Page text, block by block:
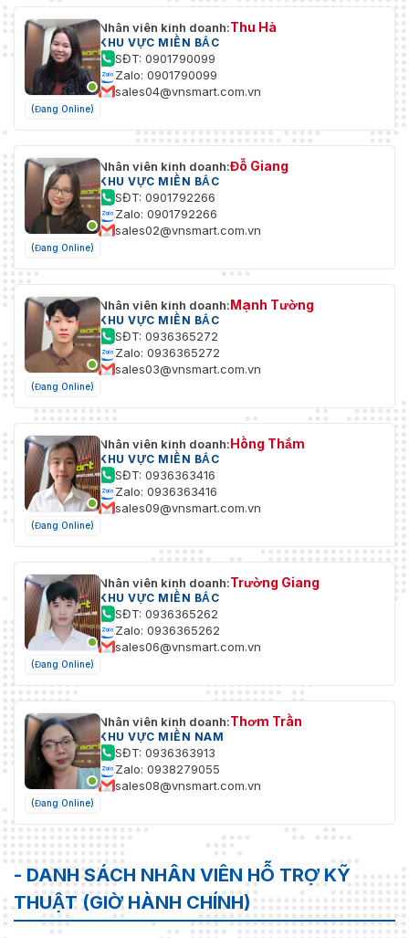
(Đang Online)
Nhân viên kinh doanh:Thu Hà
KHU VỰC MIỀN BẮC
SĐT: 0901790099
Zalo: 0901790099
sales04@vnsmart.com.vn
(Đang Online)
Nhân viên kinh doanh:Đỗ Giang
KHU VỰC MIỀN BẮC
SĐT: 0901792266
Zalo: 0901792266
sales02@vnsmart.com.vn
(Đang Online)
Nhân viên kinh doanh:Mạnh Tường
KHU VỰC MIỀN BẮC
SĐT: 0936365272
Zalo: 0936365272
sales03@vnsmart.com.vn
(Đang Online)
Nhân viên kinh doanh:Hồng Thắm
KHU VỰC MIỀN BẮC
SĐT: 0936363416
Zalo: 0936363416
sales09@vnsmart.com.vn
(Đang Online)
Nhân viên kinh doanh:Trường Giang
KHU VỰC MIỀN BẮC
SĐT: 0936365262
Zalo: 0936365262
sales06@vnsmart.com.vn
(Đang Online)
Nhân viên kinh doanh:Thơm Trần
KHU VỰC MIỀN NAM
SĐT: 0936363913
Zalo: 0938279055
sales08@vnsmart.com.vn
- DANH SÁCH NHÂN VIÊN HỖ TRỢ KỸ
THUẬT (GIỜ HÀNH CHÍNH)